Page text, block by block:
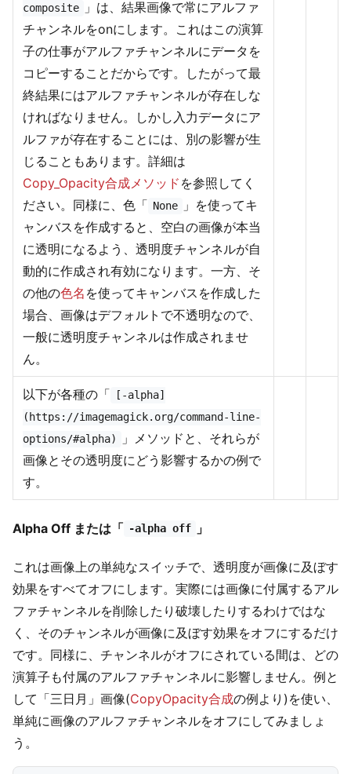
composite
」は、結果画像で常にアルファ
チャンネルをonにします。これはこの演算
子の仕事がアルファチャンネルにデータを
コピーすることだからです。したがって最
終結果にはアルファチャンネルが存在しな
ければなりません。しかし入力データにア
ルファが存在することには、別の影響が生
じることもあります。詳細は
Copy_Opacity合成メソッド を参照してく
ださい。同様に、色「 None
」を使ってキ
ャンバスを作成すると、空白の画像が本当
に透明になるよう、透明度チャンネルが自
動的に作成され有効になります。一方、そ
の他の色名 を使ってキャンバスを作成した
場合、画像はデフォルトで不透明なので、
一般に透明度チャンネルは作成されませ
ん。
以下が各種の「
[-alpha]
(https://imagemagick.org/command-line-
options/#alpha)
」メソッドと、それらが
画像とその透明度にどう影響するかの例で
す。
Alpha Off または「 -alpha off 」
これは画像上の単純なスイッチで、透明度が画像に及ぼす
効果をすべてオフにします。実際には画像に付属するアル
ファチャンネルを削除したり破壊したりするわけではな
く、そのチャンネルが画像に及ぼす効果をオフにするだけ
です。同様に、チャンネルがオフにされている間は、どの
演算子も付属のアルファチャンネルに影響しません。例と
して「三日月」画像(CopyOpacity合成の例より)を使い、
単純に画像のアルファチャンネルをオフにしてみましょ
う。